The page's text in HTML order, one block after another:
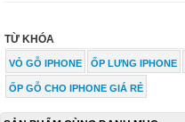
TỪ KHÓA
VỎ GỖ IPHONE ỐP LƯNG IPHONE
ỐP GỖ CHO IPHONE GIÁ RẺ